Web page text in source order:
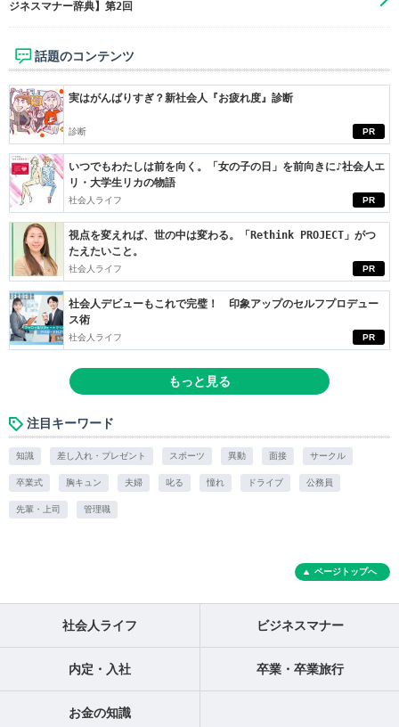
ジネスマナー辞典】第2回
話題のコンテンツ
PR
実はがんばりすぎ？新社会人『お疲れ度』診断
診断
PR
いつでもわたしは前を向く。「女の子の日」を前向きに♪社会人エ
リ・大学生リカの物語
社会人ライフ
PR
視点を変えれば、世の中は変わる。「Rethink PROJECT」がつ
たえたいこと。
社会人ライフ
PR
社会人デビューもこれで完璧！ 印象アップのセルフプロデュー
ス術
社会人ライフ
もっと見る
注目キーワード
知識 差し入れ・プレゼント スポーツ 異動 面接 サークル
卒業式 胸キュン 夫婦 叱る 憧れ ドライブ 公務員
先輩・上司 管理職
ページトップへ
社会人ライフ ビジネスマナー
内定・入社 卒業・卒業旅行
お金の知識